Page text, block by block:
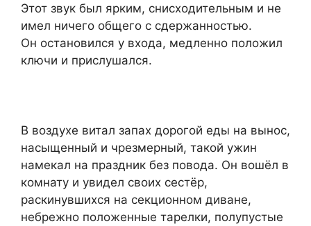
Этот звук был ярким, снисходительным и не
имел ничего общего с сдержанностью.
Он остановился у входа, медленно положил
ключи и прислушался.
В воздухе витал запах дорогой еды на вынос,
насыщенный и чрезмерный, такой ужин
намекал на праздник без повода. Он вошёл в
комнату и увидел своих сестёр,
раскинувшихся на секционном диване,
небрежно положенные тарелки, полупустые